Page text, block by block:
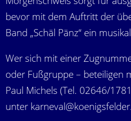
bevor mit dem Auftritt der
Band „Schäl Pänz“ ein
Wer sich mit einer
oder Fußgruppe – beteiligen
Paul Michels (Tel. 02646/
unter